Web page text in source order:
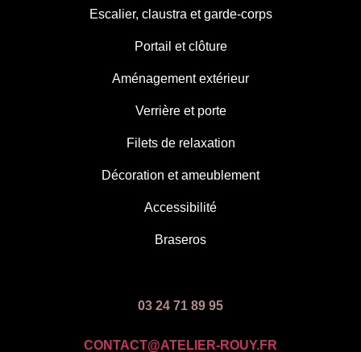
Escalier, claustra et garde-corps
Portail et clôture
Aménagement extérieur
Verrière et porte
Filets de relaxation
Décoration et ameublement
Accessibilité
Braseros
03 24 71 89 95
CONTACT@ATELIER-ROUY.FR